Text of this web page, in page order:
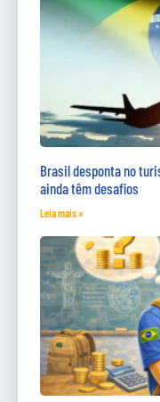
Brasil desponta no
ainda têm desafios
Leia mais »